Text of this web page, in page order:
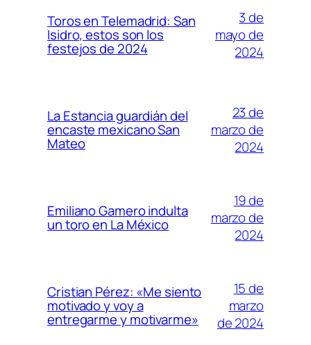
Toros en Telemadrid: San
Isidro, estos son los
festejos de 2024
3 de
mayo de
2024
La Estancia guardián del
encaste mexicano San
Mateo
23 de
marzo de
2024
Emiliano Gamero indulta
un toro en La México
19 de
marzo de
2024
Cristian Pérez: «Me siento
motivado y voy a
entregarme y motivarme»
15 de
marzo
de 2024